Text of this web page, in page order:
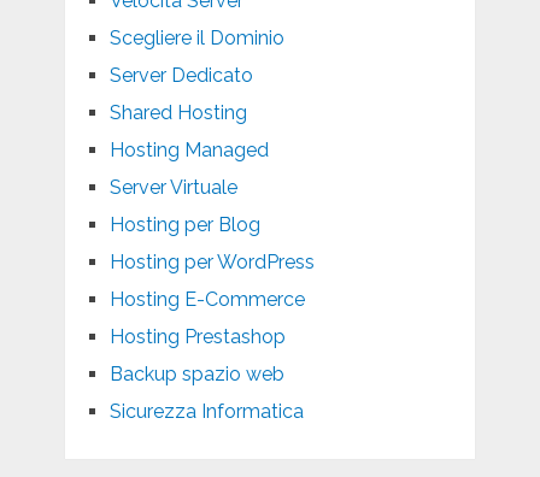
Scegliere il Dominio
Server Dedicato
Shared Hosting
Hosting Managed
Server Virtuale
Hosting per Blog
Hosting per WordPress
Hosting E-Commerce
Hosting Prestashop
Backup spazio web
Sicurezza Informatica